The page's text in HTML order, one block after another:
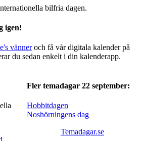
bilfria dagen.
igen!
vänneroch få vår digitala kalender på
du sedan enkelt i din kalenderapp.
Fler temadagar 22 september:
Hobbitdagen
Noshörningens dag
Temadagar.se